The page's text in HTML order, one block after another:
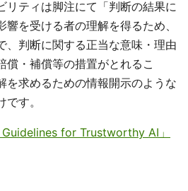
リティは脚注にて「判断の結果に
を受ける者の理解を得るため、
、判断に関する正当な意味・理由
償・補償等の措置がとれるこ
を求めるための情報開示のような
す。
for Trustworthy AI」